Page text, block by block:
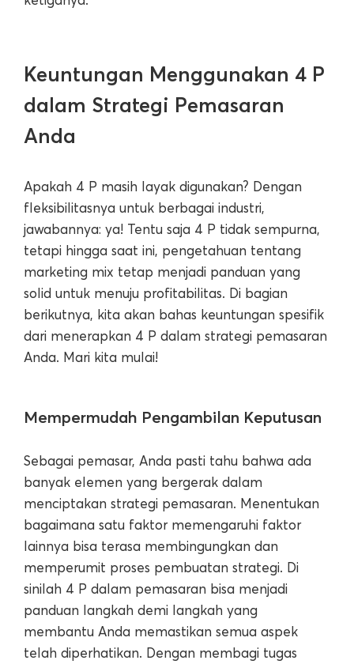
Keuntungan Menggunakan 4 P
dalam Strategi Pemasaran
Anda
Apakah 4 P masih layak digunakan? Dengan
fleksibilitasnya untuk berbagai industri,
jawabannya: ya! Tentu saja 4 P tidak sempurna,
tetapi hingga saat ini, pengetahuan tentang
marketing mix tetap menjadi panduan yang
solid untuk menuju profitabilitas. Di bagian
berikutnya, kita akan bahas keuntungan spesifik
dari menerapkan 4 P dalam strategi pemasaran
Anda. Mari kita mulai!
Mempermudah Pengambilan Keputusan
Sebagai pemasar, Anda pasti tahu bahwa ada
banyak elemen yang bergerak dalam
menciptakan strategi pemasaran. Menentukan
bagaimana satu faktor memengaruhi faktor
lainnya bisa terasa membingungkan dan
memperumit proses pembuatan strategi. Di
sinilah 4 P dalam pemasaran bisa menjadi
panduan langkah demi langkah yang
membantu Anda memastikan semua aspek
telah diperhatikan. Dengan membagi tugas